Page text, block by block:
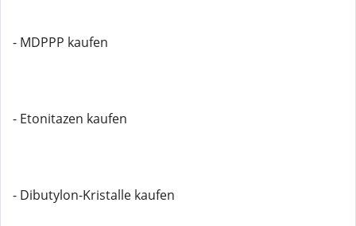
- MDPPP kaufen
- Etonitazen kaufen
- Dibutylon-Kristalle kaufen